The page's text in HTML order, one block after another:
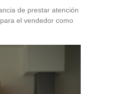
de prestar atención
el vendedor como